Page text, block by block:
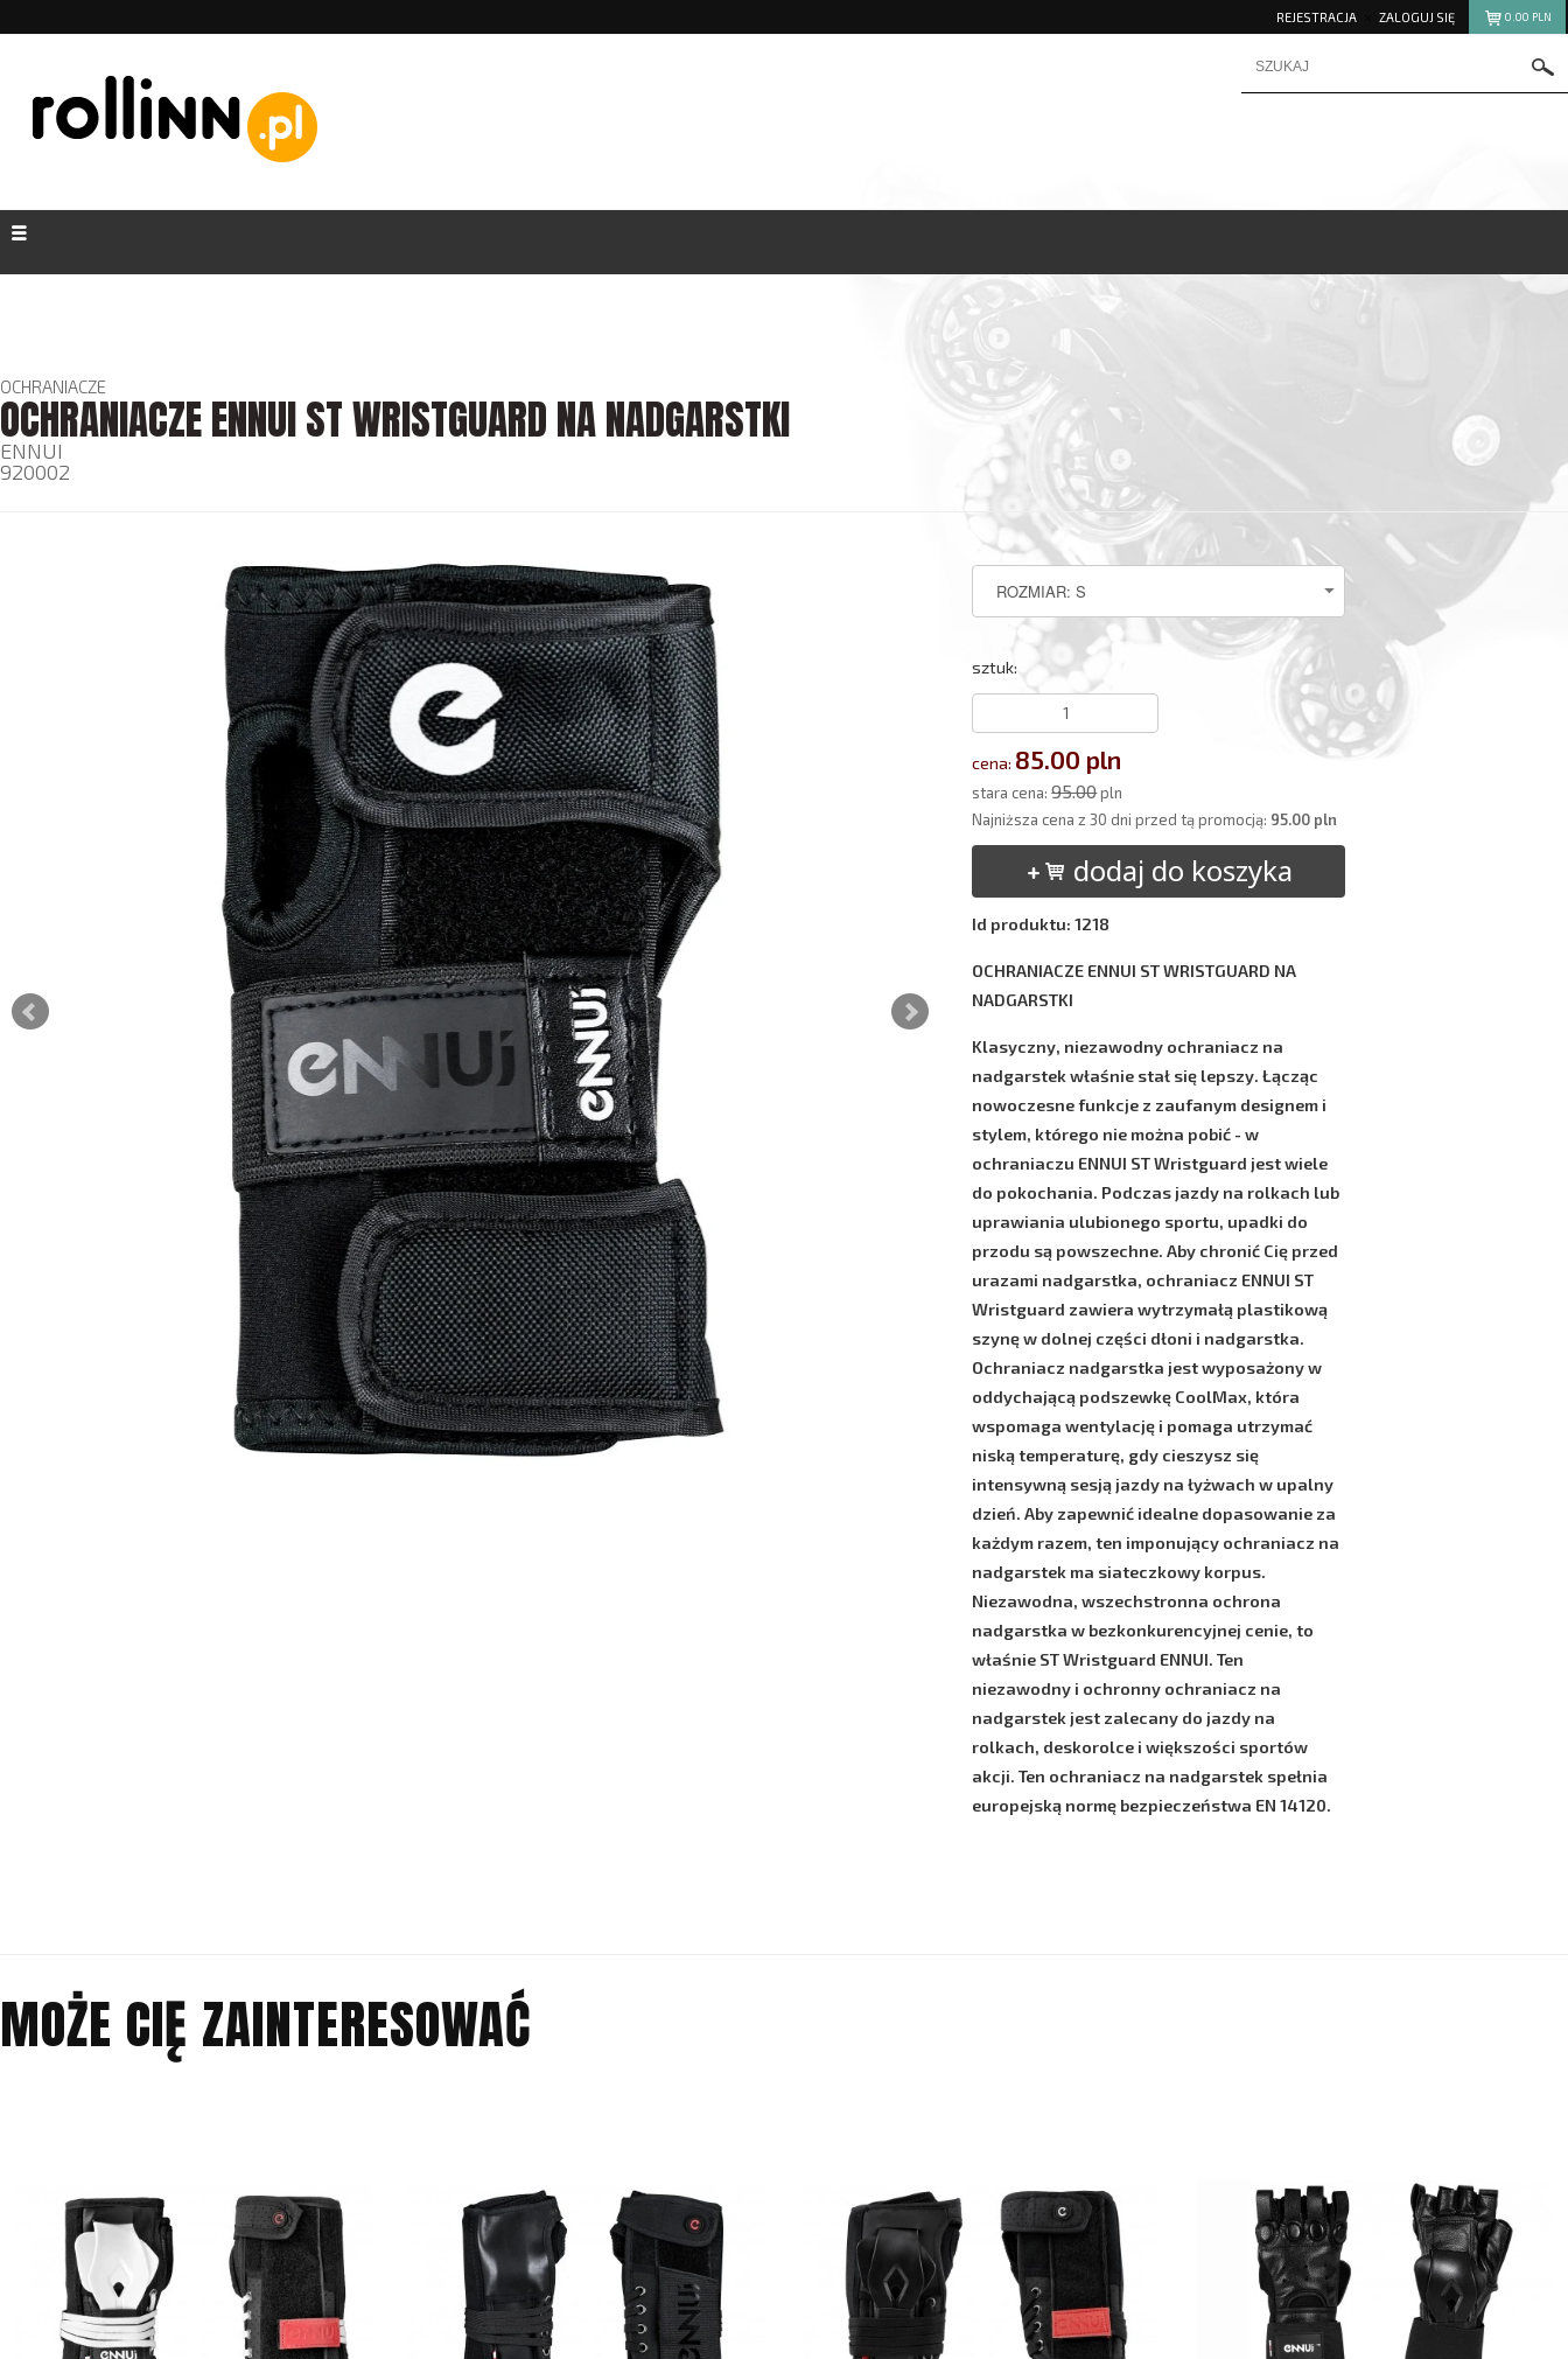
0.00 PLN
REJESTRACJA ZALOGUJ SIĘ
OCHRANIACZE
OCHRANIACZE ENNUI ST WRISTGUARD NA NADGARSTKI
ENNUI
920002
sztuk:
cena: 85.00 pln
stara cena:95.00pln
Najniższa cena z 30 dni przed tą promocją: 95.00 pln
dodaj do koszyka
Id produktu: 1218
OCHRANIACZE ENNUI ST WRISTGUARD NA
NADGARSTKI
Klasyczny, niezawodny ochraniacz na
nadgarstek właśnie stał się lepszy. Łącząc
nowoczesne funkcje z zaufanym designem i
stylem, którego nie można pobić - w
ochraniaczu ENNUI ST Wristguard jest wiele
do pokochania. Podczas jazdy na rolkach lub
uprawiania ulubionego sportu, upadki do
przodu są powszechne. Aby chronić Cię przed
urazami nadgarstka, ochraniacz ENNUI ST
Wristguard zawiera wytrzymałą plastikową
szynę w dolnej części dłoni i nadgarstka.
Ochraniacz nadgarstka jest wyposażony w
oddychającą podszewkę CoolMax, która
wspomaga wentylację i pomaga utrzymać
niską temperaturę, gdy cieszysz się
intensywną sesją jazdy na łyżwach w upalny
dzień. Aby zapewnić idealne dopasowanie za
każdym razem, ten imponujący ochraniacz na
nadgarstek ma siateczkowy korpus.
Niezawodna, wszechstronna ochrona
nadgarstka w bezkonkurencyjnej cenie, to
właśnie ST Wristguard ENNUI. Ten
niezawodny i ochronny ochraniacz na
nadgarstek jest zalecany do jazdy na
rolkach, deskorolce i większości sportów
akcji. Ten ochraniacz na nadgarstek spełnia
europejską normę bezpieczeństwa EN 14120.
MOŻE CIĘ ZAINTERESOWAĆ